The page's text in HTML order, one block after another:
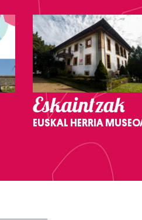
Eskaintzak
EUSKAL HERRIA